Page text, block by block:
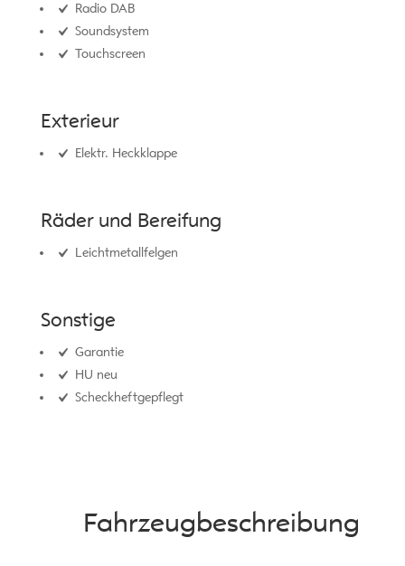
Radio DAB
Soundsystem
Touchscreen
Exterieur
Elektr. Heckklappe
Räder und Bereifung
Leichtmetallfelgen
Sonstige
Garantie
HU neu
Scheckheftgepflegt
Fahrzeug­beschreibung